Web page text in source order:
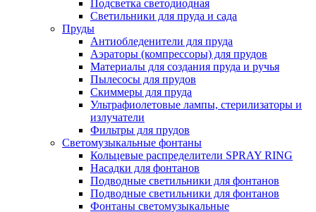
Подсветка светодиодная
Светильники для пруда и сада
Пруды
Антиобледенители для пруда
Аэраторы (компрессоры) для прудов
Материалы для создания пруда и ручья
Пылесосы для прудов
Скиммеры для пруда
Ультрафиолетовые лампы, стерилизаторы и
излучатели
Фильтры для прудов
Светомузыкальные фонтаны
Кольцевые распределители SPRAY RING
Насадки для фонтанов
Подводные светильники для фонтанов
Подводные светильники для фонтанов
Фонтаны светомузыкальные